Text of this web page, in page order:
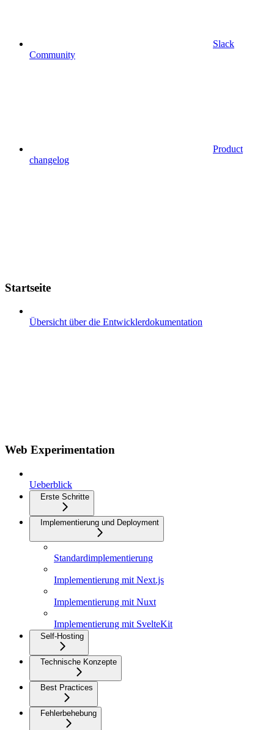
Slack
Community
Product
changelog
Startseite
Übersicht über die Entwicklerdokumentation
Web Experimentation
Ueberblick
Erste Schritte
Implementierung und Deployment
Standardimplementierung
Implementierung mit Next.js
Implementierung mit Nuxt
Implementierung mit SvelteKit
Self-Hosting
Technische Konzepte
Best Practices
Fehlerbehebung